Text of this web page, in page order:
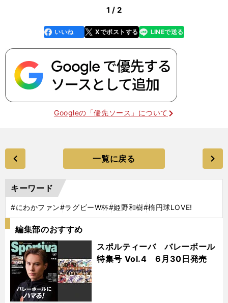
1 / 2
faceboo
k
いいね Xでポストする
line LINEで送る
Googleの「優先ソース」について
一覧に戻る
キーワード
#にわかファン#ラグビーW杯#姫野和樹#楕円球LOVE!
編集部のおすすめ
スポルティーバ バレーボール
特集号 Vol.4 6月30日発売